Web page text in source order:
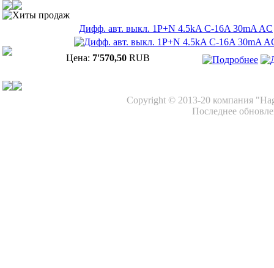
Хиты продаж
Дифф. авт. выкл. 1P+N 4.5kA C-16A 30mA AC
Цена: 7'570,50 RUB
Copyright © 2013-20 компания
Последнее